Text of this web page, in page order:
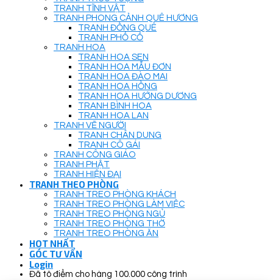
TRANH TĨNH VẬT
TRANH PHONG CẢNH QUÊ HƯƠNG
TRANH ĐỒNG QUÊ
TRANH PHỐ CỔ
TRANH HOA
TRANH HOA SEN
TRANH HOA MẪU ĐƠN
TRANH HOA ĐÀO MAI
TRANH HOA HỒNG
TRANH HOA HƯỚNG DƯƠNG
TRANH BÌNH HOA
TRANH HOA LAN
TRANH VẼ NGƯỜI
TRANH CHÂN DUNG
TRANH CÔ GÁI
TRANH CÔNG GIÁO
TRANH PHẬT
TRANH HIỆN ĐẠI
TRANH THEO PHÒNG
TRANH TREO PHÒNG KHÁCH
TRANH TREO PHÒNG LÀM VIỆC
TRANH TREO PHÒNG NGỦ
TRANH TREO PHÒNG THỜ
TRANH TREO PHÒNG ĂN
HOT NHẤT
GÓC TƯ VẤN
Login
Đã tô điểm cho hàng 100.000 công trình